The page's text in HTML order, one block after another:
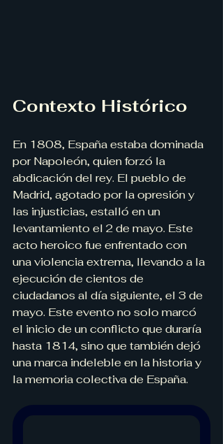
Contexto Histórico
En 1808, España estaba dominada
por Napoleón, quien forzó la
abdicación del rey. El pueblo de
Madrid, agotado por la opresión y
las injusticias, estalló en un
levantamiento el 2 de mayo. Este
acto heroico fue enfrentado con
una violencia extrema, llevando a la
ejecución de cientos de
ciudadanos al día siguiente, el 3 de
mayo. Este evento no solo marcó
el inicio de un conflicto que duraría
hasta 1814, sino que también dejó
una marca indeleble en la historia y
la memoria colectiva de España.